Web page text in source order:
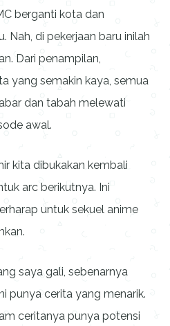
berganti kota dan
Nah, di pekerjaan baru inilah
Dari penampilan,
yang semakin kaya, semua
dan tabah melewati
awal.
kita dibukakan kembali
arc berikutnya. Ini
untuk sekuel anime
saya gali, sebenarnya
punya cerita yang menarik.
ceritanya punya potensi